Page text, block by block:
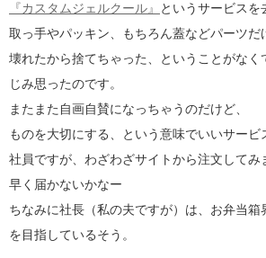
『カスタムジェルクール』
というサービスを
取っ手やパッキン、もちろん蓋などパーツだ
壊れたから捨てちゃった、ということがなく
じみ思ったのです。
またまた自画自賛になっちゃうのだけど、
ものを大切にする、という意味でいいサービ
社員ですが、わざわざサイトから注文してみ
早く届かないかなー
ちなみに社長（私の夫ですが）は、お弁当箱
を目指しているそう。